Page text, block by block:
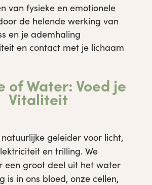
van fysieke en emotionele
de helende werking van
en je ademhaling
en contact met je lichaam
of Water: Voed je
Vitaliteit
geleider voor licht,
en trilling. We
een groot deel uit het water
is in ons bloed, onze cellen,